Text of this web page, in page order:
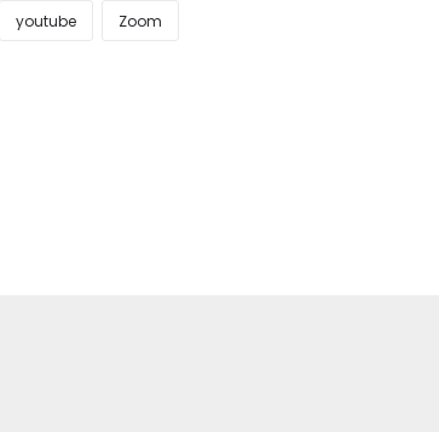
youtube Zoom